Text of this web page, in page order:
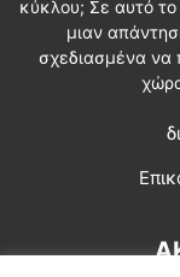
κύκλου; Σε αυτό
μιαν
σχεδιασμένα να